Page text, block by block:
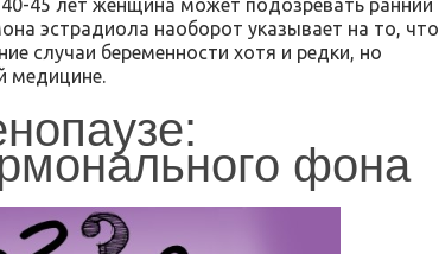
45 лет женщина может подозревать ранний
эстрадиола наоборот указывает на то, что
случаи беременности хотя и редки, но
медицине.
фона